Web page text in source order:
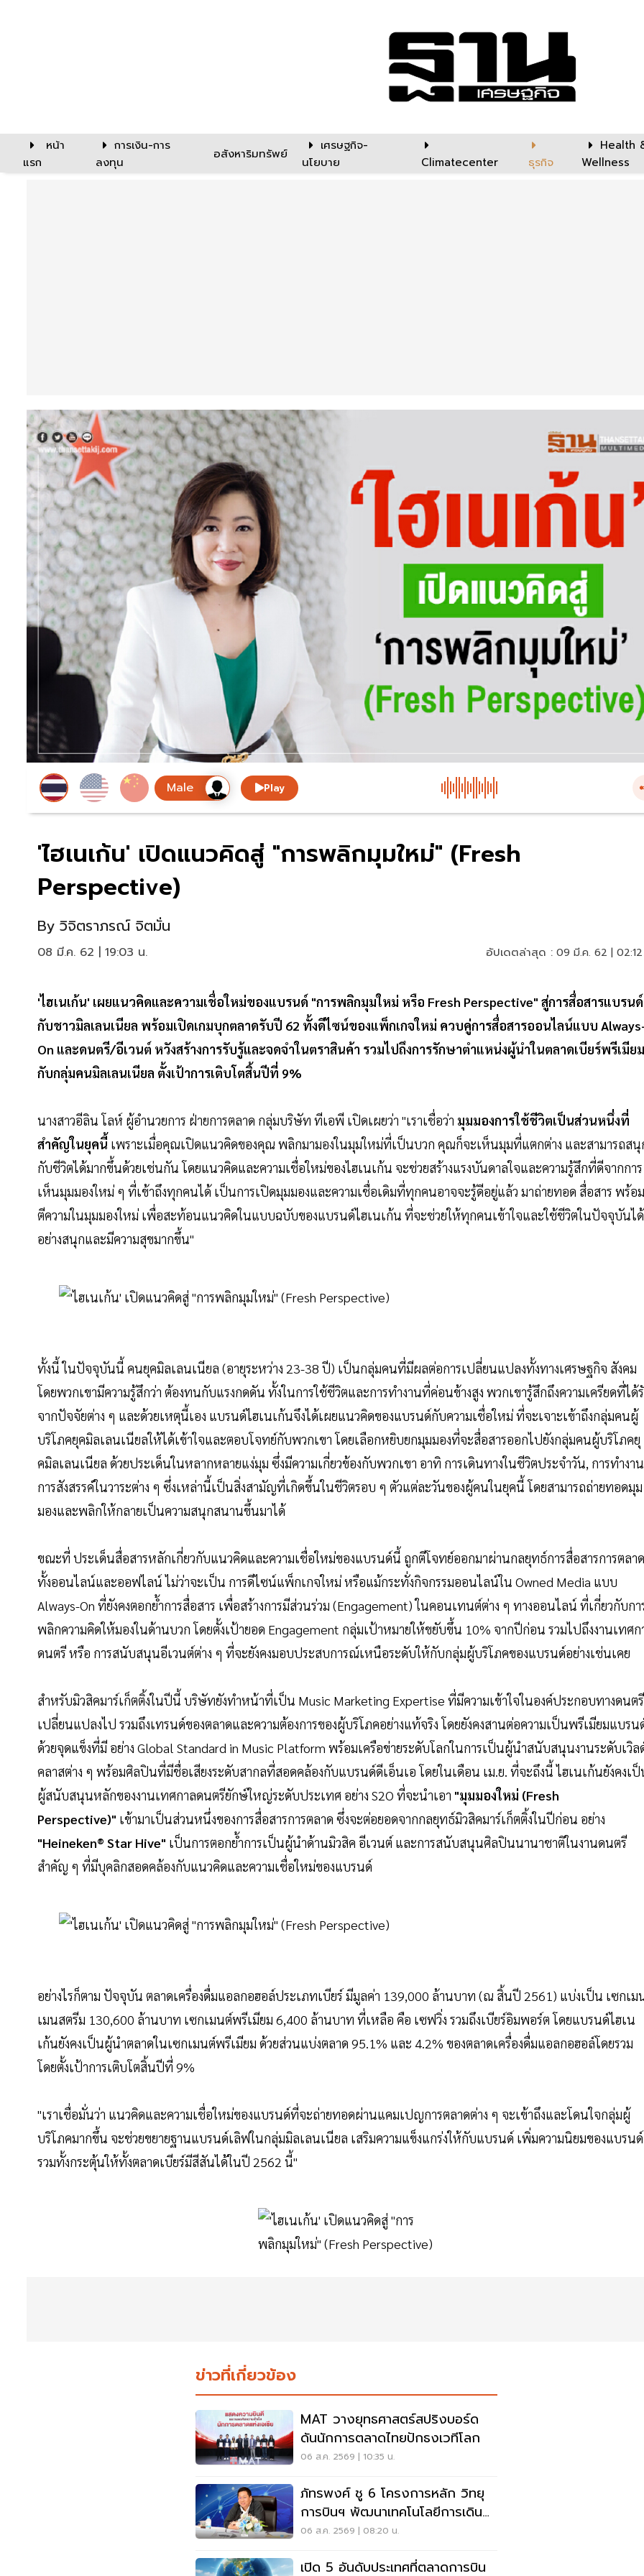
หน้า
แรก
การเงิน-การ
ลงทุน
อสังหาริมทรัพย์
เศรษฐกิจ-
นโยบาย
Climatecenter ธุรกิจ
Health
Wellness
Play
'ไฮเนเก้น' เปิดแนวคิดสู่ "การพลิกมุมใหม่" (Fresh
Perspective)
By วิจิตราภรณ์ จิตมั่น
08 มี.ค. 62 | 19:03 น. อัปเดตล่าสุด : 09 มี.ค. 62 |
'ไฮเนเก้น' เผยแนวคิดและความเชื่อใหม่ของแบรนด์ "การพลิกมุมใหม่ หรือ Fresh Perspective" สู่การสื่อสารแบรนด์
กับชาวมิลเลนเนียล พร้อมเปิดเกมบุกตลาดรับปี 62 ทั้งดีไซน์ของแพ็กเกจใหม่ ควบคู่การสื่อสารออนไลน์แบบ
On และดนตรี/อีเวนต์ หวังสร้างการรับรู้และจดจำในตราสินค้า รวมไปถึงการรักษาตำแหน่งผู้นำในตลาดเบียร์พรีเมียม
กับกลุ่มคนมิลเลนเนียล ตั้งเป้าการเติบโตสิ้นปีที่ 9%
นางสาวอีลิน โลห์ ผู้อำนวยการ ฝ่ายการตลาด กลุ่มบริษัท ทีเอพี เปิดเผยว่า "เราเชื่อว่า มุมมองการใช้ชีวิตเป็นส่วนหนึ่งที่
สำคัญในยุคนี้ เพราะเมื่อคุณเปิดแนวคิดของคุณ พลิกมามองในมุมใหม่ที่เป็นบวก คุณก็จะเห็นมุมที่แตกต่าง และสามารถสนุ
กับชีวิตได้มากขึ้นด้วยเช่นกัน โดยแนวคิดและความเชื่อใหม่ของไฮเนเก้น จะช่วยสร้างแรงบันดาลใจและความรู้สึกที่ดีจากการ
เห็นมุมมองใหม่ ๆ ที่เข้าถึงทุกคนได้ เป็นการเปิดมุมมองและความเชื่อเดิมที่ทุกคนอาจจะรู้ดีอยู่แล้ว มาถ่ายทอด สื่อสาร พร้อม
ตีความในมุมมองใหม่ เพื่อสะท้อนแนวคิดในแบบฉบับของแบรนด์ไฮเนเก้น ที่จะช่วยให้ทุกคนเข้าใจและใช้ชีวิตในปัจจุบันได้
อย่างสนุกและมีความสุขมากขึ้น"
ทั้งนี้ ในปัจจุบันนี้ คนยุคมิลเลนเนียล (อายุระหว่าง 23-38 ปี) เป็นกลุ่มคนที่มีผลต่อการเปลี่ยนแปลงทั้งทางเศรษฐกิจ สังคม
โดยพวกเขามีความรู้สึกว่า ต้องทนกับแรงกดดัน ทั้งในการใช้ชีวิตและการทำงานที่ค่อนข้างสูง พวกเขารู้สึกถึงความเครียดที่ได้
จากปัจจัยต่าง ๆ และด้วยเหตุนี้เอง แบรนด์ไฮเนเก้นจึงได้เผยแนวคิดของแบรนด์กับความเชื่อใหม่ ที่จะเจาะเข้าถึงกลุ่มคนผู้
บริโภคยุคมิลเลนเนียลให้ได้เข้าใจและตอบโจทย์กับพวกเขา โดยเลือกหยิบยกมุมมองที่จะสื่อสารออกไปยังกลุ่มคนผู้บริโภคยุ
คมิลเลนเนียล ด้วยประเด็นในหลากหลายแง่มุม ซึ่งมีความเกี่ยวข้องกับพวกเขา อาทิ การเดินทางในชีวิตประจำวัน, การทำงา
การสังสรรค์ในวาระต่าง ๆ ซึ่งเหล่านี้เป็นสิ่งสามัญที่เกิดขึ้นในชีวิตรอบ ๆ ตัวแต่ละวันของผู้คนในยุคนี้ โดยสามารถถ่ายทอดมุม
มองและพลิกให้กลายเป็นความสนุกสนานขึ้นมาได้
ขณะที่ ประเด็นสื่อสารหลักเกี่ยวกับแนวคิดและความเชื่อใหม่ของแบรนด์นี้ ถูกตีโจทย์ออกมาผ่านกลยุทธ์การสื่อสารการตลาด
ทั้งออนไลน์และออฟไลน์ ไม่ว่าจะเป็น การดีไซน์แพ็กเกจใหม่ หรือแม้กระทั่งกิจกรรมออนไลน์ใน Owned Media แบบ
Always-On ที่ยังคงตอกย้ำการสื่อสาร เพื่อสร้างการมีส่วนร่วม (Engagement) ในคอนเทนต์ต่าง ๆ ทางออนไลน์ ที่เกี่ยวกับกา
พลิกความคิดให้มองในด้านบวก โดยตั้งเป้ายอด Engagement กลุ่มเป้าหมายให้ขยับขึ้น 10% จากปีก่อน รวมไปถึงงานเทศก
ดนตรี หรือ การสนับสนุนอีเวนต์ต่าง ๆ ที่จะยังคงมอบประสบการณ์เหนือระดับให้กับกลุ่มผู้บริโภคของแบรนด์อย่างเช่นเคย
สำหรับมิวสิคมาร์เก็ตติ้งในปีนี้ บริษัทยังทำหน้าที่เป็น Music Marketing Expertise ที่มีความเข้าใจในองค์ประกอบทางดนต
เปลี่ยนแปลงไป รวมถึงเทรนด์ของตลาดและความต้องการของผู้บริโภคอย่างแท้จริง โดยยังคงสานต่อความเป็นพรีเมียมแบรน
ด้วยจุดแข็งที่มี อย่าง Global Standard in Music Platform พร้อมเครือข่ายระดับโลกในการเป็นผู้นำสนับสนุนงานระดับเวิล
คลาสต่าง ๆ พร้อมศิลปินที่มีชื่อเสียงระดับสากลที่สอดคล้องกับแบรนด์ดีเอ็นเอ โดยในเดือน เม.ย. ที่จะถึงนี้ ไฮเนเก้นยังคงเ
ผู้สนับสนุนหลักของงานเทศกาลดนตรียักษ์ใหญ่ระดับประเทศ อย่าง S2O ที่จะนำเอา "มุมมองใหม่ (Fresh
Perspective)" เข้ามาเป็นส่วนหนึ่งของการสื่อสารการตลาด ซึ่งจะต่อยอดจากกลยุทธ์มิวสิคมาร์เก็ตติ้งในปีก่อน อย่าง
"Heineken® Star Hive" เป็นการตอกย้ำการเป็นผู้นำด้านมิวสิค อีเวนต์ และการสนับสนุนศิลปินนานาชาติในงานดนตรี
สำคัญ ๆ ที่มีบุคลิกสอดคล้องกับแนวคิดและความเชื่อใหม่ของแบรนด์
อย่างไรก็ตาม ปัจจุบัน ตลาดเครื่องดื่มแอลกอฮอล์ประเภทเบียร์ มีมูลค่า 139,000 ล้านบาท (ณ สิ้นปี 2561) แบ่งเป็น เซกเม
เมนสตรีม 130,600 ล้านบาท เซกเมนต์พรีเมียม 6,400 ล้านบาท ที่เหลือ คือ เซฟวิ่ง รวมถึงเบียร์อิมพอร์ต โดยแบรนด์ไฮเน
เก้นยังคงเป็นผู้นำตลาดในเซกเมนต์พรีเมียม ด้วยส่วนแบ่งตลาด 95.1% และ 4.2% ของตลาดเครื่องดื่มแอลกอฮอล์โดยรวม
โดยตั้งเป้าการเติบโตสิ้นปีที่ 9%
"เราเชื่อมั่นว่า แนวคิดและความเชื่อใหม่ของแบรนด์ที่จะถ่ายทอดผ่านแคมเปญการตลาดต่าง ๆ จะเข้าถึงและโดนใจกลุ่มผู้
บริโภคมากขึ้น จะช่วยขยายฐานแบรนด์เลิฟในกลุ่มมิลเลนเนียล เสริมความแข็งแกร่งให้กับแบรนด์ เพิ่มความนิยมของแบรนด์
รวมทั้งกระตุ้นให้ทั้งตลาดเบียร์มีสีสันได้ในปี 2562 นี้"
ข่าวที่เกี่ยวข้อง
MAT วางยุทธศาสตร์สปริงบอร์ด
ดันนักการตลาดไทยปักธงเวทีโลก
06 ส.ค. 2569 | 10:35 น.
ภัทรพงศ์ ชู 6 โครงการหลัก วิทยุ
การบินฯ พัฒนาเทคโนโลยีการเดิน
อากาศ การบินยุคใหม่
06 ส.ค. 2569 | 08:20 น.
เปิด 5 อันดับประเทศที่ตลาดการบิน